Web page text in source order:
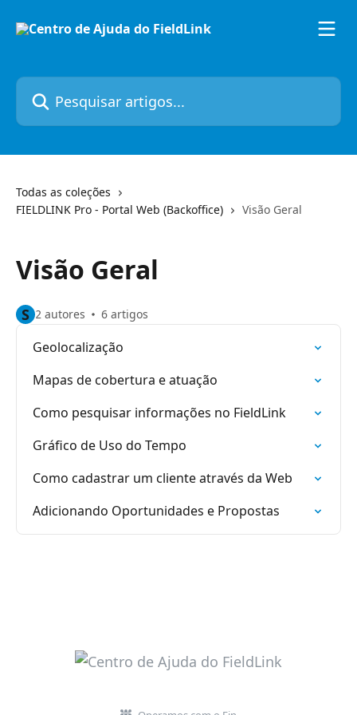
Pesquisar artigos...
Todas as coleções
FIELDLINK Pro - Portal Web (Backoffice)
Visão Geral
Visão Geral
S 2 autores 6 artigos
Geolocalização
Mapas de cobertura e atuação
Como pesquisar informações no FieldLink
Gráfico de Uso do Tempo
Como cadastrar um cliente através da Web
Adicionando Oportunidades e Propostas